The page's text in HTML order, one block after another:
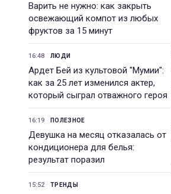
Варить не нужно: как закрыть
освежающий компот из любых
фруктов за 15 минут
16:48 ЛЮДИ
Ардет Бей из культовой "Мумии":
как за 25 лет изменился актер,
который сыграл отважного героя
16:19 ПОЛЕЗНОЕ
Девушка на месяц отказалась от
кондиционера для белья:
результат поразил
15:52 ТРЕНДЫ